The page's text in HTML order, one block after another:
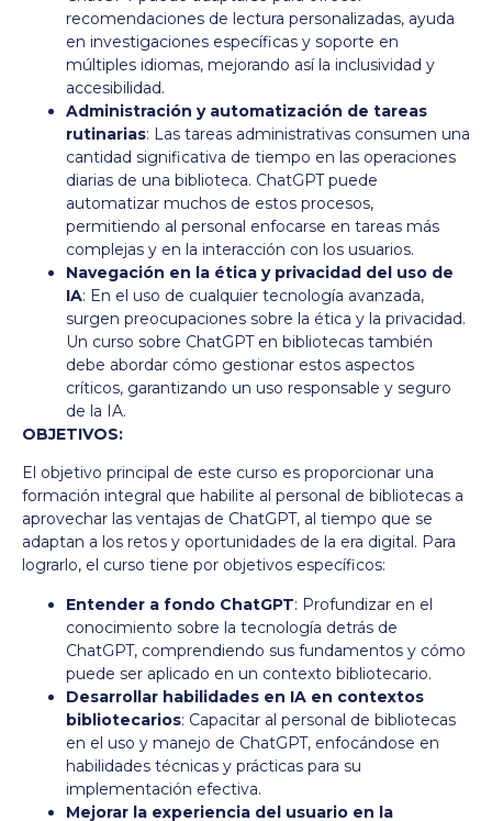
recomendaciones de lectura personalizadas, ayuda
en investigaciones específicas y soporte en
múltiples idiomas, mejorando así la inclusividad y
accesibilidad.
Administración y automatización de tareas
rutinarias: Las tareas administrativas consumen una
cantidad significativa de tiempo en las operaciones
diarias de una biblioteca. ChatGPT puede
automatizar muchos de estos procesos,
permitiendo al personal enfocarse en tareas más
complejas y en la interacción con los usuarios.
Navegación en la ética y privacidad del uso de
IA: En el uso de cualquier tecnología avanzada,
surgen preocupaciones sobre la ética y la privacidad.
Un curso sobre ChatGPT en bibliotecas también
debe abordar cómo gestionar estos aspectos
críticos, garantizando un uso responsable y seguro
de la IA.
OBJETIVOS:
El objetivo principal de este curso es proporcionar una
formación integral que habilite al personal de bibliotecas a
aprovechar las ventajas de ChatGPT, al tiempo que se
adaptan a los retos y oportunidades de la era digital. Para
lograrlo, el curso tiene por objetivos específicos:
Entender a fondo ChatGPT: Profundizar en el
conocimiento sobre la tecnología detrás de
ChatGPT, comprendiendo sus fundamentos y cómo
puede ser aplicado en un contexto bibliotecario.
Desarrollar habilidades en IA en contextos
bibliotecarios: Capacitar al personal de bibliotecas
en el uso y manejo de ChatGPT, enfocándose en
habilidades técnicas y prácticas para su
implementación efectiva.
Mejorar la experiencia del usuario en la